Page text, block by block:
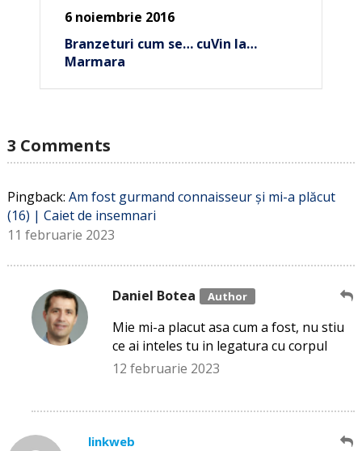
6 noiembrie 2016
Branzeturi cum se… cuVin la…
Marmara
3 Comments
Pingback: Am fost gurmand connaisseur și mi-a plăcut
(16) | Caiet de insemnari
11 februarie 2023
Daniel Botea
Mie mi-a placut asa cum a fost, nu stiu
ce ai inteles tu in legatura cu corpul
12 februarie 2023
linkweb